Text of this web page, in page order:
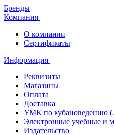
Бренды
Компания
О компании
Сертификаты
Информация
Реквизиты
Магазины
Oплата
Доставка
УМК по кубановедению
Электронные учебные и
Издательство